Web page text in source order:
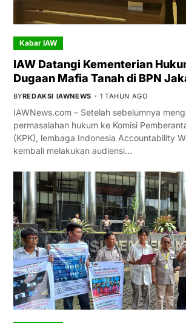
Kabar IAW
IAW Datangi Kementerian
Dugaan Mafia Tanah di BPN
BYREDAKSI IAWNEWS 1 TAHUN AGO
IAWNews.com – Setelah sebelumnya
permasalahan hukum ke Komisi
(KPK), lembaga Indonesia Accountability
kembali melakukan audiensi…